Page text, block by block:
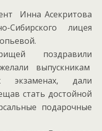
Инна Асекритова
Сибирского лицея
поздравили
выпускникам
экзаменах, дали
стать достойной
подарочные